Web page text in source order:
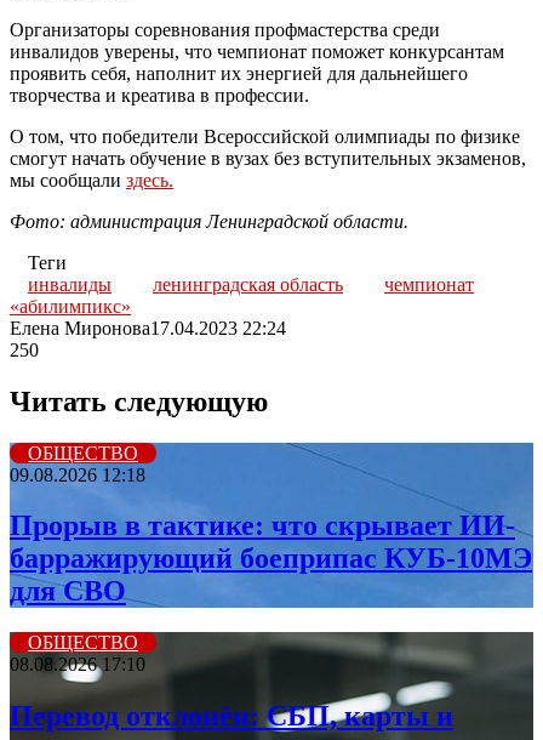
Организаторы соревнования профмастерства среди
инвалидов уверены, что чемпионат поможет конкурсантам
проявить себя, наполнит их энергией для дальнейшего
творчества и креатива в профессии.
О том, что победители Всероссийской олимпиады по физике
смогут начать обучение в вузах без вступительных экзаменов,
мы сообщали здесь.
Фото: администрация Ленинградской области.
Теги
инвалиды
ленинградская область
чемпионат
«абилимпикс»
Елена Миронова17.04.2023 22:24
250
Читать следующую
ОБЩЕСТВО
09.08.2026 12:18
Прорыв в тактике: что скрывает ИИ-
барражирующий боеприпас КУБ-10МЭ
для СВО
ОБЩЕСТВО
08.08.2026 17:10
Перевод отклонён: СБП, карты и